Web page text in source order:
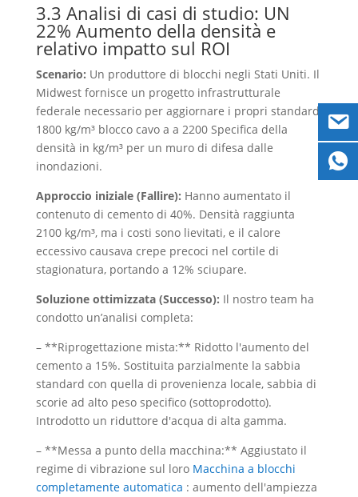
3.3 Analisi di casi di studio: UN
22% Aumento della densità e
relativo impatto sul ROI
Scenario: Un produttore di blocchi negli Stati Uniti. Il
Midwest fornisce un progetto infrastrutturale
federale necessario per aggiornare i propri standard
1800 kg/m³ blocco cavo a a 2200 Specifica della
densità in kg/m³ per un muro di difesa dalle
inondazioni.
Approccio iniziale (Fallire): Hanno aumentato il
contenuto di cemento di 40%. Densità raggiunta
2100 kg/m³, ma i costi sono lievitati, e il calore
eccessivo causava crepe precoci nel cortile di
stagionatura, portando a 12% sciupare.
Soluzione ottimizzata (Successo): Il nostro team ha
condotto un’analisi completa:
– **Riprogettazione mista:** Ridotto l'aumento del
cemento a 15%. Sostituita parzialmente la sabbia
standard con quella di provenienza locale, sabbia di
scorie ad alto peso specifico (sottoprodotto).
Introdotto un riduttore d'acqua di alta gamma.
– **Messa a punto della macchina:** Aggiustato il
regime di vibrazione sul loro Macchina a blocchi
completamente automatica : aumento dell'ampiezza